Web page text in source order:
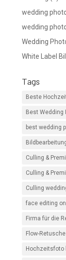
wedding
wedding
Wedding
White Label
Tags
Beste
Best Wedding
best wedding
Culling &
Culling &
Culling
face editing
Firma für die
Flow-Retusche
Hochzeitsfoto